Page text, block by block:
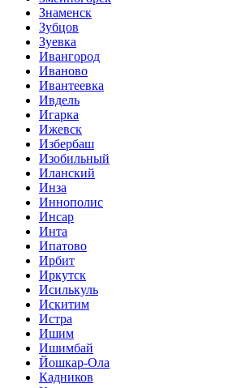
Знаменск
Зубцов
Зуевка
Ивангород
Иваново
Ивантеевка
Ивдель
Игарка
Ижевск
Избербаш
Изобильный
Иланский
Инза
Иннополис
Инсар
Инта
Ипатово
Ирбит
Иркутск
Исилькуль
Искитим
Истра
Ишим
Ишимбай
Йошкар-Ола
Кадников